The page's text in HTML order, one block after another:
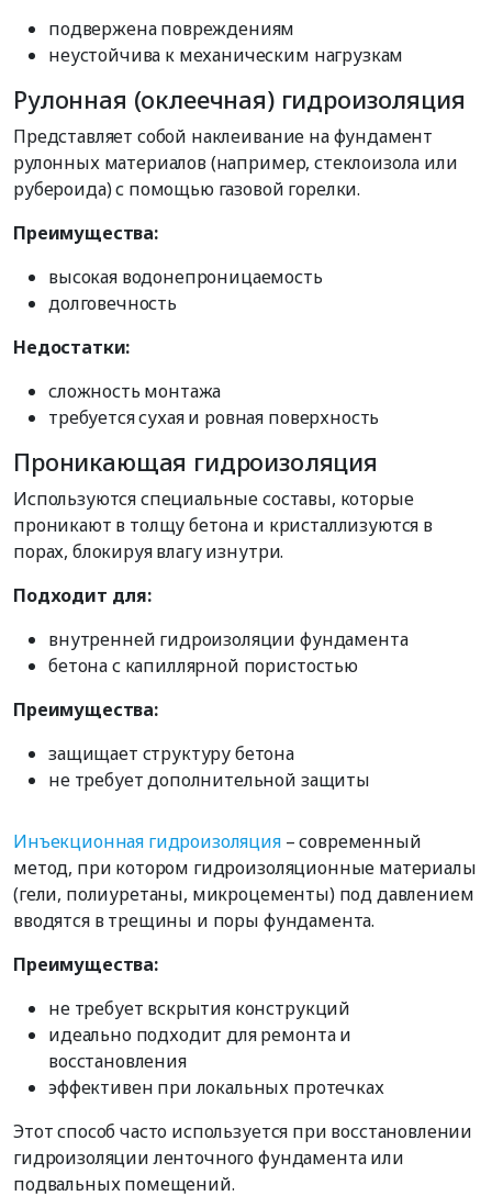
подвержена повреждениям
неустойчива к механическим нагрузкам
Рулонная (оклеечная) гидроизоляция
Представляет собой наклеивание на фундамент
рулонных материалов (например, стеклоизола или
рубероида) с помощью газовой горелки.
Преимущества:
высокая водонепроницаемость
долговечность
Недостатки:
сложность монтажа
требуется сухая и ровная поверхность
Проникающая гидроизоляция
Используются специальные составы, которые
проникают в толщу бетона и кристаллизуются в
порах, блокируя влагу изнутри.
Подходит для:
внутренней гидроизоляции фундамента
бетона с капиллярной пористостью
Преимущества:
защищает структуру бетона
не требует дополнительной защиты
Инъекционная гидроизоляция– современный
метод, при котором гидроизоляционные материалы
(гели, полиуретаны, микроцементы) под давлением
вводятся в трещины и поры фундамента.
Преимущества:
не требует вскрытия конструкций
идеально подходит для ремонта и
восстановления
эффективен при локальных протечках
Этот способ часто используется при восстановлении
гидроизоляции ленточного фундамента или
подвальных помещений.